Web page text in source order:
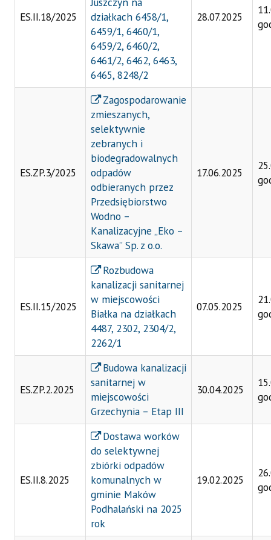
ES.II.18/2025
działkach 6458/1,
6459/1, 6460/1,
6459/2, 6460/2,
6461/2, 6462, 6463,
6465, 8248/2
28.07.2025
ES.ZP.3/2025
Zagospodarowanie
zmieszanych,
selektywnie
zebranych i
biodegradowalnych
odpadów
odbieranych przez
Przedsiębiorstwo
Wodno –
Kanalizacyjne „Eko –
Skawa” Sp. z o.o.
17.06.2025
ES.II.15/2025
Rozbudowa
kanalizacji sanitarnej
w miejscowości
Białka na działkach
4487, 2302, 2304/2,
2262/1
07.05.2025
ES.ZP.2.2025
Budowa kanalizacji
sanitarnej w
miejscowości
Grzechynia – Etap III
30.04.2025
ES.II.8.2025
Dostawa worków
do selektywnej
zbiórki odpadów
komunalnych w
gminie Maków
Podhalański na 2025
rok
19.02.2025